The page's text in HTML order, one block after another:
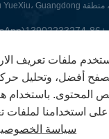
+86-13902233274(WhatsApp)
حقوق الطبع والنشر © 2023
حامل محرك السيارة،
الحقوق محفوظة.
ملفات تعريف
أفضل، وتحليل
المحتوى. باستخدام
استخدامنا لملفات
سياسة